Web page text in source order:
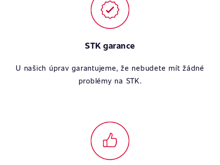
STK garance
U našich úprav garantujeme, že nebudete mít žádné
problémy na STK.